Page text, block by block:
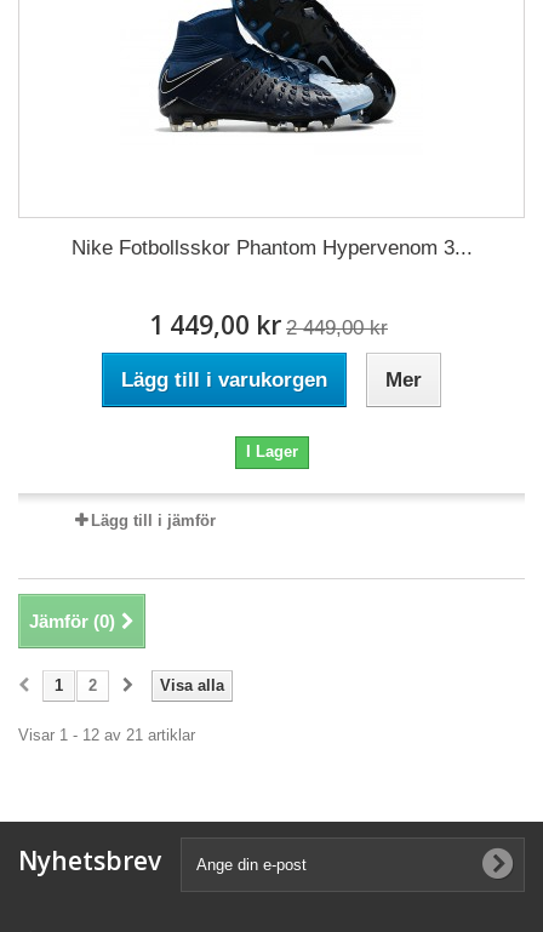
Nike Fotbollsskor Phantom Hypervenom 3...
1 449,00 kr 2 449,00 kr
Lägg till i varukorgen Mer
I Lager
Lägg till i jämför
Jämför (0)
Visa alla
1 2
Visar 1 - 12 av 21 artiklar
Nyhetsbrev